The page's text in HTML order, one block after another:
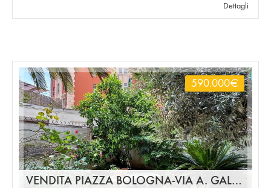
Dettagli
VENDITA PIAZZA BOLOGNA-VIA A. GALLONIO TRILOCALE CON GIARDINO PERIMETRALE
590.000€